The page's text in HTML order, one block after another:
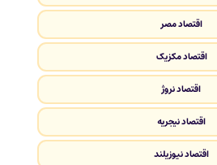
اقتصاد مصر
اقتصاد مکزیک
اقتصاد نروژ
اقتصاد نیجریه
اقتصاد نیوزیلند